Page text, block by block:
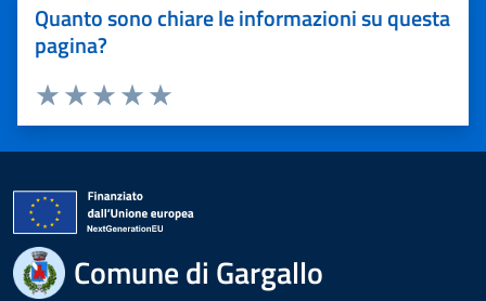
Quanto sono chiare le informazioni su questa
pagina?
Valuta 5 stelle su 5
Valuta 4 stelle su 5
Valuta 3 stelle su 5
Valuta 2 stelle su 5
Valuta 1 stelle su 5
Comune di Gargallo